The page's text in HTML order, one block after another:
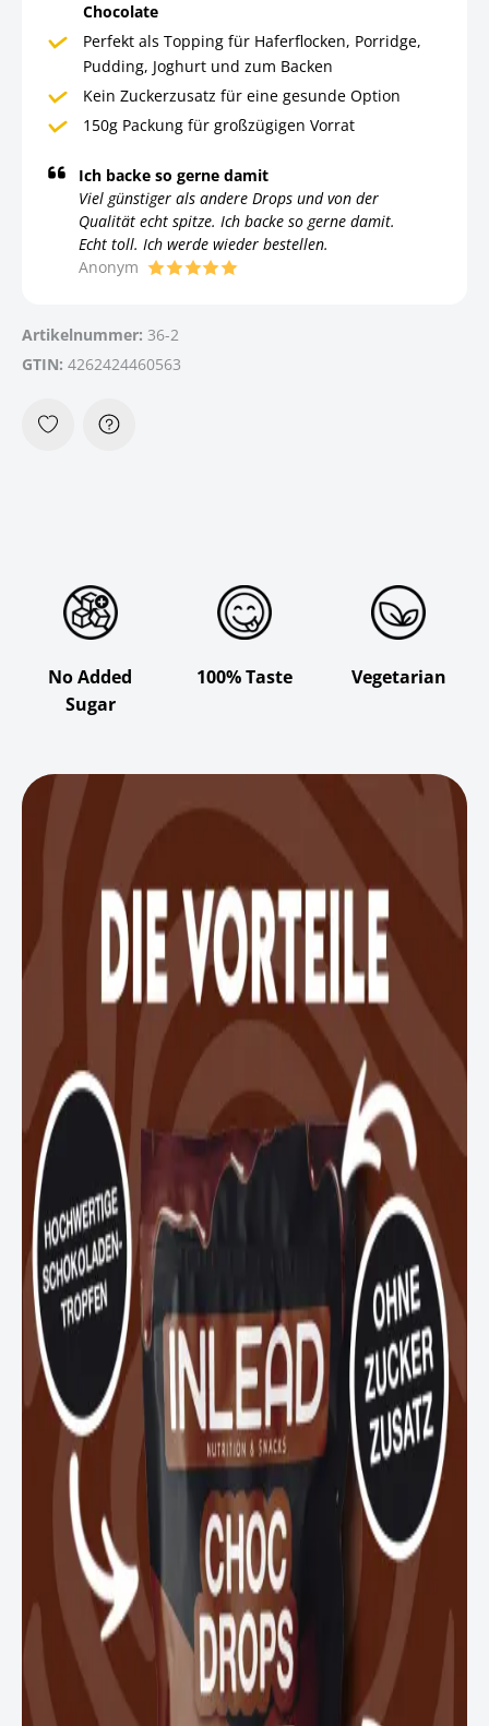
Chocolate
Perfekt als Topping für Haferflocken, Porridge,
Pudding, Joghurt und zum Backen
Kein Zuckerzusatz für eine gesunde Option
150g Packung für großzügigen Vorrat
Ich backe so gerne damit
Viel günstiger als andere Drops und von der
Qualität echt spitze. Ich backe so gerne damit.
Echt toll. Ich werde wieder bestellen.
Anonym
Artikelnummer: 36-2
GTIN: 4262424460563
No Added
Sugar
100% Taste Vegetarian